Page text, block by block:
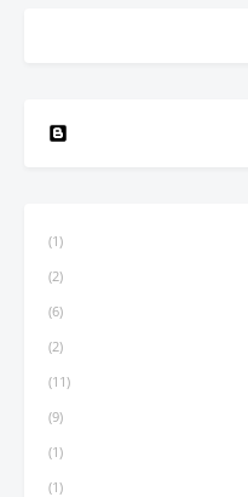
(1)
(2)
(6)
(2)
(11)
(9)
(1)
(1)